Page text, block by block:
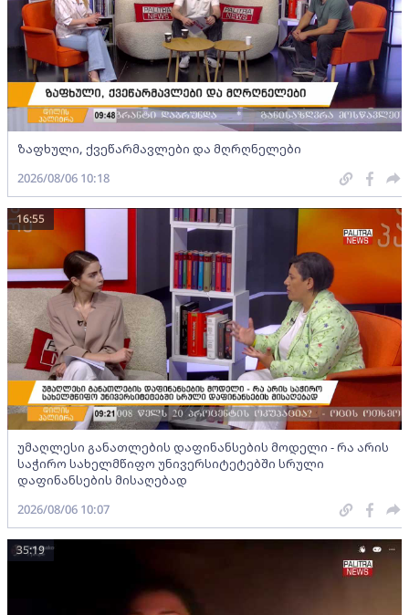
ზაფხული, ქვეწარმავლები და მღრღნელები
2026/08/06 10:18
უმაღლესი განათლების დაფინანსების მოდელი - რა არის
საჭირო სახელმწიფო უნივერსიტეტებში სრული
დაფინანსების მისაღებად
16:55
2026/08/06 10:07
35:19